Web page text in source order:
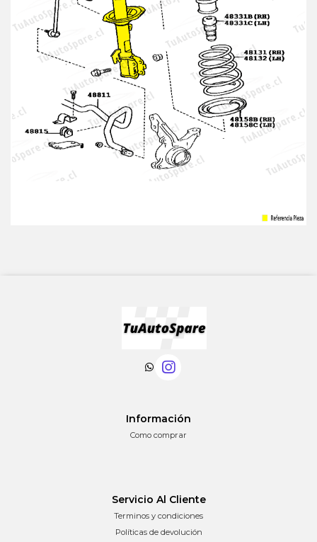
Información
Como comprar
Servicio Al Cliente
Terminos y condiciones
Políticas de devolución